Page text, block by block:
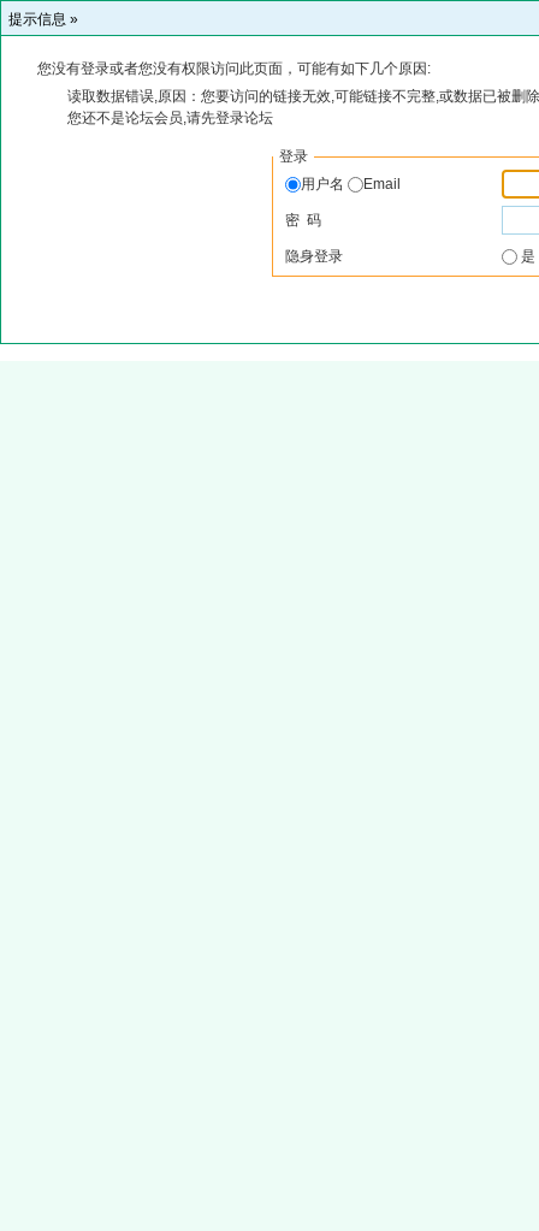
提示信息 »
您没有登录或者您没有权限访问此页面，可能有如下几个原因:
读取数据错误,原因：您要访问的链接无效,可能链接不完整,或数据已被删
您还不是论坛会员,请先登录论坛
登录
用户名
Email
密 码
隐身登录